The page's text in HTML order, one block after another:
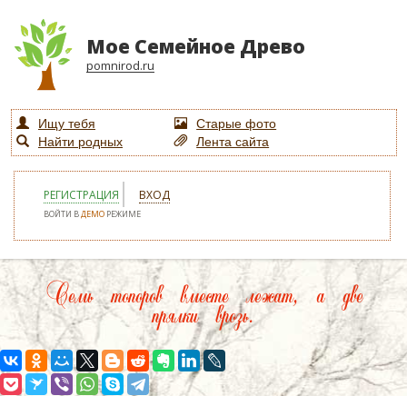
Мое Семейное Древо
pomnirod.ru
Ищу тебя
Старые фото
Найти родных
Лента сайта
РЕГИСТРАЦИЯ ВХОД
ВОЙТИ ВДЕМО РЕЖИМЕ
Семь топоров вместе лежат, а две
прялки врозь.